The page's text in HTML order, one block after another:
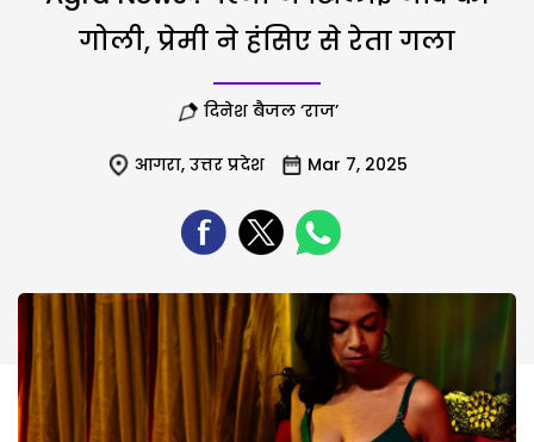
गोली, प्रेमी ने हंसिए से रेता गला
दिनेश बैजल ‘राज’
आगरा, उत्तर प्रदेश Mar 7, 2025